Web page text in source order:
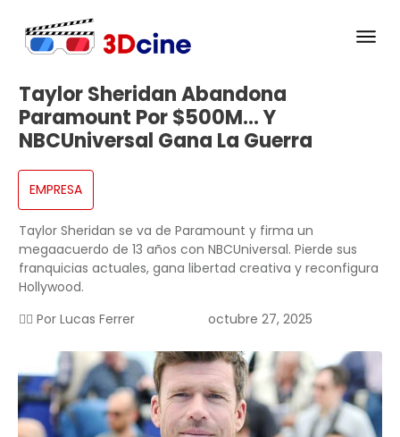
Taylor Sheridan Abandona
Paramount Por $500M… Y
NBCUniversal Gana La Guerra
EMPRESA
Taylor Sheridan se va de Paramount y firma un
megaacuerdo de 13 años con NBCUniversal. Pierde sus
franquicias actuales, gana libertad creativa y reconfigura
Hollywood.
✍🏻 Por Lucas Ferrer octubre 27, 2025